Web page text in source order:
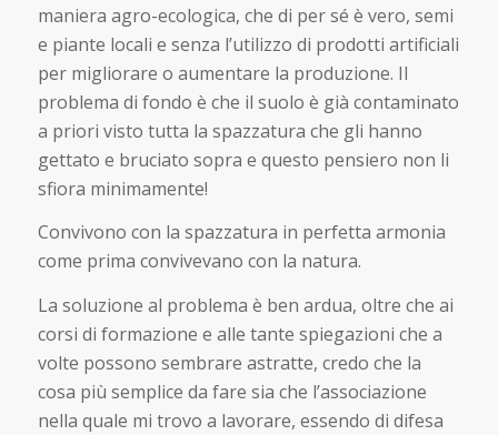
maniera agro-ecologica, che di per sé è vero, semi
e piante locali e senza l’utilizzo di prodotti artificiali
per migliorare o aumentare la produzione. Il
problema di fondo è che il suolo è già contaminato
a priori visto tutta la spazzatura che gli hanno
gettato e bruciato sopra e questo pensiero non li
sfiora minimamente!
Convivono con la spazzatura in perfetta armonia
come prima convivevano con la natura.
La soluzione al problema è ben ardua, oltre che ai
corsi di formazione e alle tante spiegazioni che a
volte possono sembrare astratte, credo che la
cosa più semplice da fare sia che l’associazione
nella quale mi trovo a lavorare, essendo di difesa